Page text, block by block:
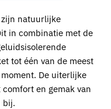
natuurlijke
in combinatie met de
tot één van de meest
De uiterlijke
en gemak van
bij.